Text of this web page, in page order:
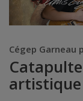
Cégep Garneau
artistique